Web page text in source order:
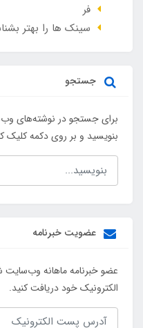
فر
سینک ها را بهتر
جستجو
برای جستجو در نوشته‌های
بنویسید و بر روی دکمه کلیک
عضویت خبرنامه
عضو خبرنامه ماهانه وب‌سایت
الکترونیک خود دریافت کنید.